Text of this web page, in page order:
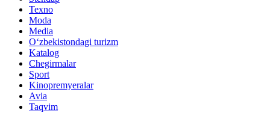
Texno
Moda
Media
O‘zbekistondagi turizm
Katalog
Chegirmalar
Sport
Kinopremyeralar
Avia
Taqvim